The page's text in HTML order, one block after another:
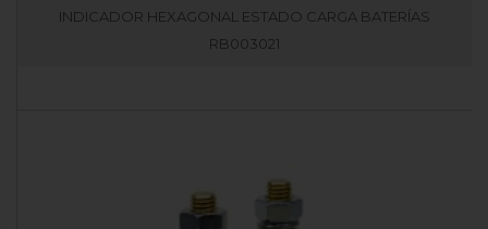
INDICADOR HEXAGONAL ESTADO CARGA BATERÍAS
RB003021